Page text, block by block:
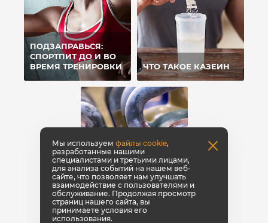
ПОДЗАПРАВЬСЯ:
СПОРТПИТ ДО И ВО
ВРЕМЯ ТРЕНИРОВКИ
ЧТО ТАКОЕ КАЗЕИН
Мы используемфайлы cookie,
разработанные нашими
специалистами и третьими лицами,
для анализа событий на нашем веб-
сайте, что позволяет нам улучшать
взаимодействие с пользователями и
обслуживание. Продолжая просмотр
страниц нашего сайта, вы
принимаете условия его
использования.